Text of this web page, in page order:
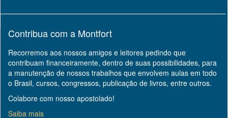
Contribua com a Montfort
Recorremos aos nossos amigos e leitores pedindo que
contribuam financeiramente, dentro de suas possibilidades, para
a manutenção de nossos trabalhos que envolvem aulas em todo
o Brasil, cursos, congressos, publicação de livros, entre outros.
Colabore com nosso apostolado!
Saiba mais